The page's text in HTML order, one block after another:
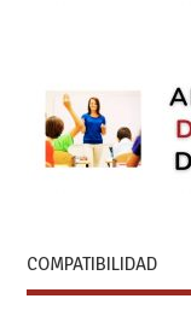
COMPATIBILIDAD